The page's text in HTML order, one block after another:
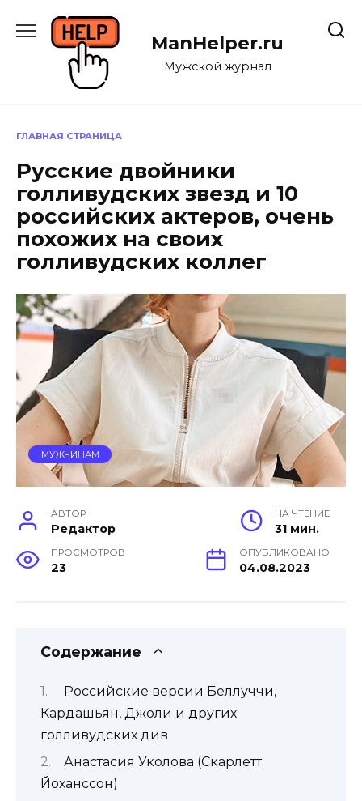
содержанию
ManHelper.ru
Мужской журнал
ГЛАВНАЯ СТРАНИЦА
Русские двойники
голливудских звезд и 10
российских актеров, очень
похожих на своих
голливудских коллег
МУЖЧИНАМ
АВТОР
Редактор
НА ЧТЕНИЕ
31 мин.
ПРОСМОТРОВ
23
ОПУБЛИКОВАНО
04.08.2023
Содержание
Российские версии Беллуччи,
Кардашьян, Джоли и других
голливудских див
Анастасия Уколова (Скарлетт
Йоханссон)